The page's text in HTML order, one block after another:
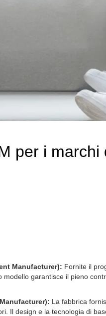
per i
Manufacturer): Fornite il
modello garantisce il pieno
La fabbrica
Il design e la tecnologia di